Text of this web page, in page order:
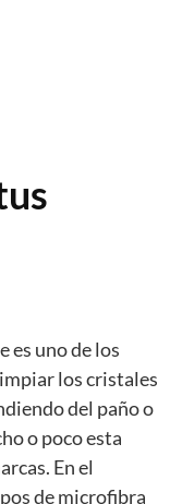
es uno de los
los cristales
del paño o
o poco esta
En el
de microfibra